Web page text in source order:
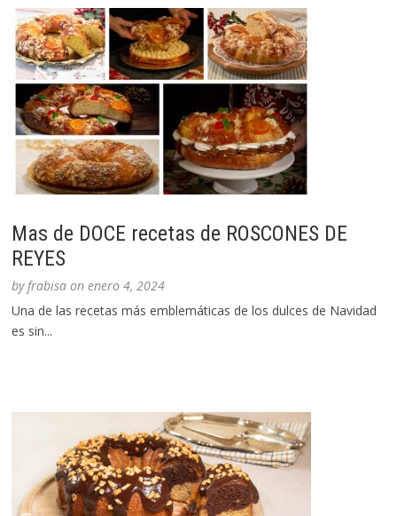
Mas de DOCE recetas de ROSCONES DE
REYES
byfrabisa onenero 4, 2024
Una de las recetas más emblemáticas de los dulces de Navidad
es sin...